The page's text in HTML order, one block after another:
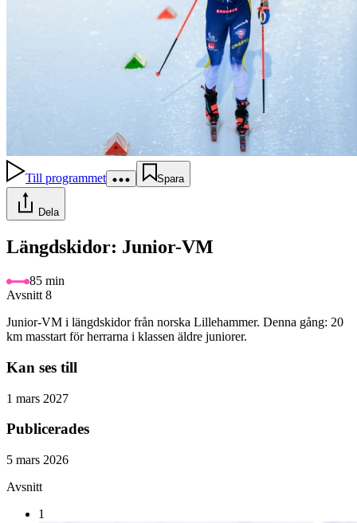
Till programmet Spara
Dela
Längdskidor: Junior-VM
85 min
Avsnitt 8
Junior-VM i längdskidor från norska Lillehammer. Denna gång: 20
km masstart för herrarna i klassen äldre juniorer.
Kan ses till
1 mars 2027
Publicerades
5 mars 2026
Avsnitt
1